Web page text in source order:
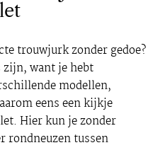
trouwjurk zonder gedoe?
want je hebt
modellen,
eens een kijkje
Hier kun je zonder
rondneuzen tussen